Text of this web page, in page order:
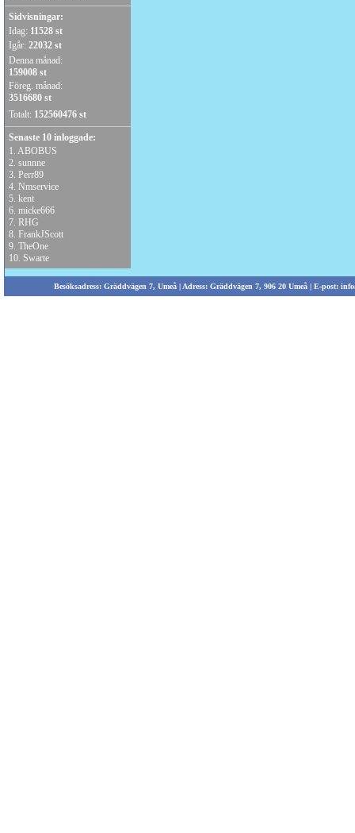
Sidvisningar:
Idag: 11528 st
Igår: 22032 st
Denna månad:
159008 st
Föreg. månad:
3516680 st
Totalt: 152560476 st
Senaste 10 inloggade:
1. ABOBUS
2. sunnne
3. Perr89
4. Nmservice
5. kent
6. micke666
7. RHG
8. FrankJScott
9. TheOne
10. Swarte
Besöksadress: Gräddvägen 7, Umeå | Adress: Gräddvägen 7, 906 20 Umeå | E-post: